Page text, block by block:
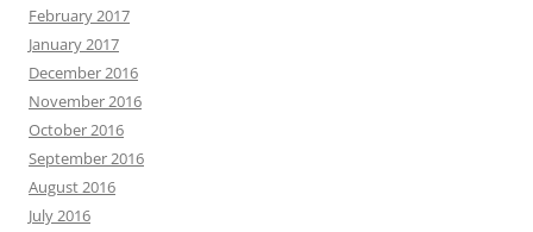
February 2017
January 2017
December 2016
November 2016
October 2016
September 2016
August 2016
July 2016